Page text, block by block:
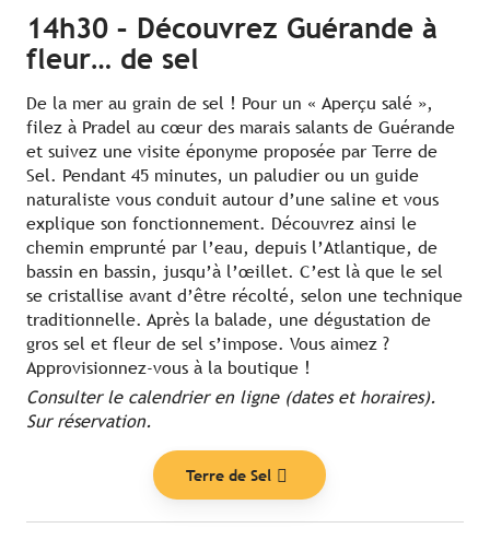
14h30 – Découvrez Guérande à
fleur… de sel
De la mer au grain de sel ! Pour un « Aperçu salé »,
filez à Pradel au cœur des marais salants de Guérande
et suivez une visite éponyme proposée par Terre de
Sel. Pendant 45 minutes, un paludier ou un guide
naturaliste vous conduit autour d’une saline et vous
explique son fonctionnement. Découvrez ainsi le
chemin emprunté par l’eau, depuis l’Atlantique, de
bassin en bassin, jusqu’à l’œillet. C’est là que le sel
se cristallise avant d’être récolté, selon une technique
traditionnelle. Après la balade, une dégustation de
gros sel et fleur de sel s’impose. Vous aimez ?
Approvisionnez-vous à la boutique !
Consulter le calendrier en ligne (dates et horaires).
Sur réservation.
Terre de Sel